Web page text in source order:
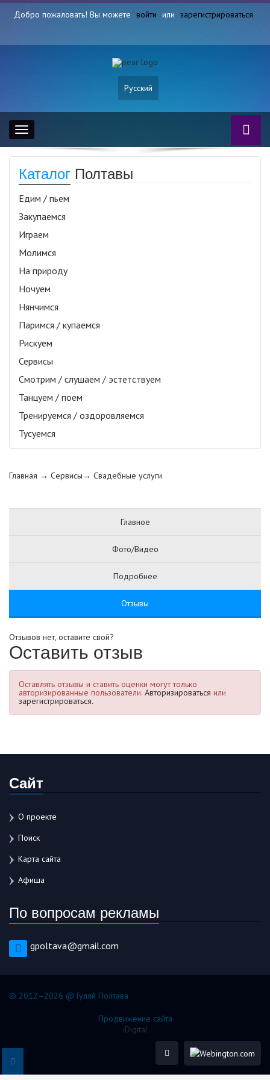
Добро пожаловать! Вы можете войти или зарегистрироваться
Русский
Toggle
navigation
Каталог Полтавы
Едим / пьем
Закупаемся
Играем
Молимся
На природу
Ночуем
Нянчимся
Паримся / купаемся
Рискуем
Сервисы
Смотрим / слушаем / эстетствуем
Танцуем / поем
Тренируемся / оздоровляемся
Тусуемся
Главная → Сервисы→ Свадебные услуги
Главное
Фото/Видео
Подробнее
Отзывы
Отзывов нет, оставите свой?
Оставить отзыв
Оставлять отзывы и ставить оценки могут только
авторизированные пользователи. Авторизироваться или
зарегистрироваться.
Сайт
О проекте
Поиск
Карта сайта
Афиша
По вопросам рекламы
gpoltava@gmail.com
© 2012–2026 @ Гуляй Полтава
Продвижение сайта
iDigital